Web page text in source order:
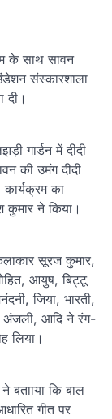
के साथ सावन
संस्कारशाला
गार्डन में दीदी
की उमंग दीदी
का
कुमार ने किया।
सूरज कुमार,
आयुष, बिट्टू
जिया, भारती,
अंजली, आदि ने रंग-
लिया।
बतााया कि बाल
गीत पर